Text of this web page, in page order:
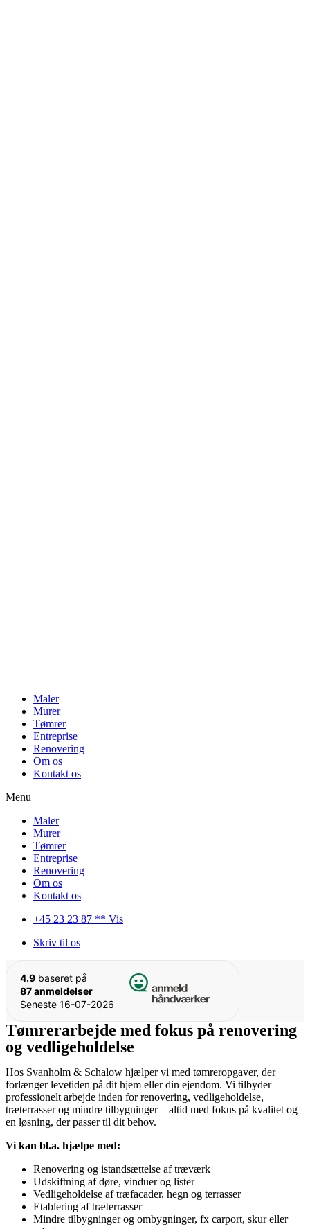
Maler
Murer
Tømrer
Entreprise
Renovering
Om os
Kontakt os
Menu
Maler
Murer
Tømrer
Entreprise
Renovering
Om os
Kontakt os
+45 23 23 87 ** Vis
Skriv til os
4.9 baseret på
87 anmeldelser
Seneste 16-07-2026
Tømrerarbejde med fokus på renovering
og vedligeholdelse
Hos Svanholm & Schalow hjælper vi med tømreropgaver, der
forlænger levetiden på dit hjem eller din ejendom. Vi tilbyder
professionelt arbejde inden for renovering, vedligeholdelse,
træterrasser og mindre tilbygninger – altid med fokus på kvalitet og
en løsning, der passer til dit behov.
Vi kan bl.a. hjælpe med:
Renovering og istandsættelse af træværk
Udskiftning af døre, vinduer og lister
Vedligeholdelse af træfacader, hegn og terrasser
Etablering af træterrasser
Mindre tilbygninger og ombygninger, fx carport, skur eller